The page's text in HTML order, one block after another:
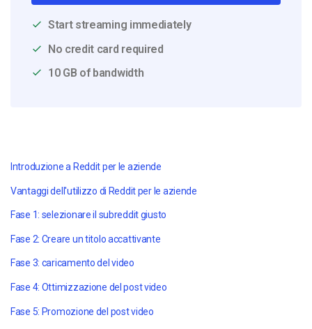
Start streaming immediately
No credit card required
10 GB of bandwidth
Introduzione a Reddit per le aziende
Vantaggi dell'utilizzo di Reddit per le aziende
Fase 1: selezionare il subreddit giusto
Fase 2: Creare un titolo accattivante
Fase 3: caricamento del video
Fase 4: Ottimizzazione del post video
Fase 5: Promozione del post video